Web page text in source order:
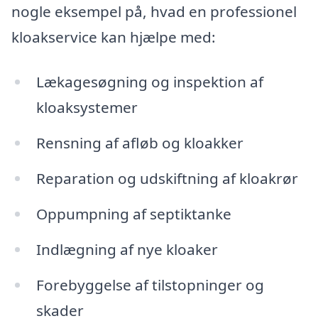
nogle eksempel på, hvad en professionel
kloakservice kan hjælpe med:
Lækagesøgning og inspektion af
kloaksystemer
Rensning af afløb og kloakker
Reparation og udskiftning af kloakrør
Oppumpning af septiktanke
Indlægning af nye kloaker
Forebyggelse af tilstopninger og
skader